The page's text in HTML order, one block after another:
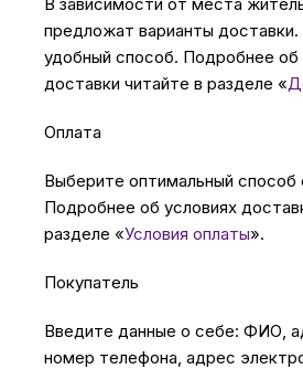
Автомобильные
Сервисный центр
предложат варианты
удобный способ. Подробнее об
доставки читайте в разделе «
Оплата
Выберите оптимальный способ
Подробнее об условиях
разделе «Условия оплаты».
Покупатель
Введите данные о себе: ФИО,
номер телефона, адрес